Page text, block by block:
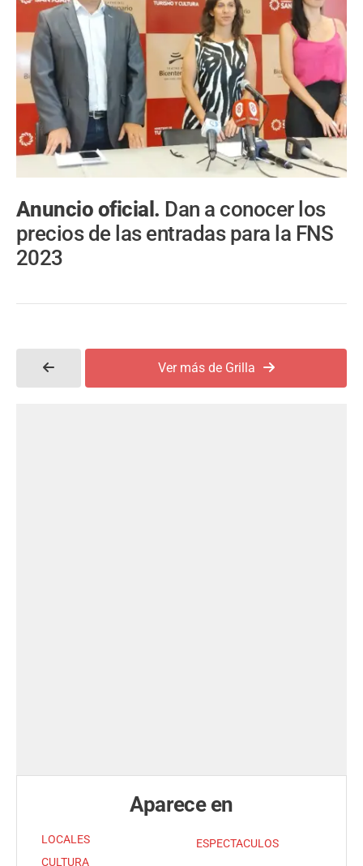
Anuncio oficial. Dan a conocer los
precios de las entradas para la FNS
2023
Ver más de Grilla
Aparece en
LOCALES
CULTURA
ESPECTACULOS